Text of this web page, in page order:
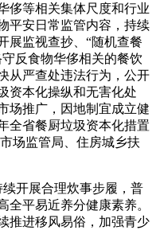
侈等相关集体尺度和行业
平安日常监管内容，持续
展监视查抄、“随机查餐
反食物华侈相关的餐饮
从严查处违法行为，公开
资本化操纵和无害化处
场推广，因地制宜成立健
全省餐厨垃圾资本化措置
场监管局、住房城乡扶
开展合理炊事步履，普
全平易近养分健康素养。
推进移风易俗，加强青少